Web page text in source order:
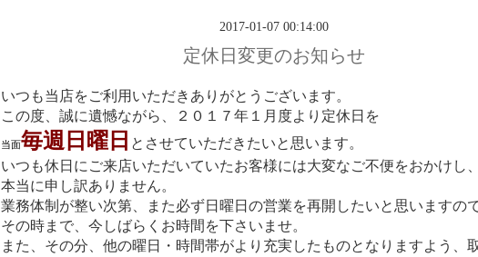
2017-01-07 00:14:00
定休日変更のお知らせ
いつも当店をご利用いただきありがとうございます。
この度、誠に遺憾ながら、２０１７年１月度より定休日を
当面毎週日曜日 とさせていただきたいと思います。
いつも休日にご来店いただいていたお客様には大変なご不便をおかけし、
本当に申し訳ありません。
業務体制が整い次第、また必ず日曜日の営業を再開したいと思いますの
その時まで、今しばらくお時間を下さいませ。
また、その分、他の曜日・時間帯がより充実したものとなりますよう、